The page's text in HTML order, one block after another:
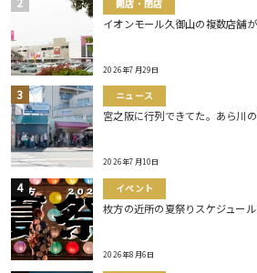
開店・閉店
イオンモール久御山の複数店舗
2026年7月29日
ニュース
宮之阪に行列できてた。あら川
2026年7月10日
イベント
枚方の近所の夏祭りスケジュー
2026年8月6日